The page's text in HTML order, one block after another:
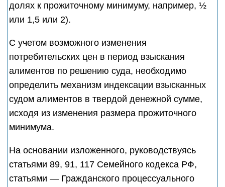
долях к прожиточному минимуму, например, ½
или 1,5 или 2).
С учетом возможного изменения
потребительских цен в период взыскания
алиментов по решению суда, необходимо
определить механизм индексации взысканных
судом алиментов в твердой денежной сумме,
исходя из изменения размера прожиточного
минимума.
На основании изложенного, руководствуясь
статьями 89, 91, 117 Семейного кодекса РФ,
статьями — Гражданского процессуального